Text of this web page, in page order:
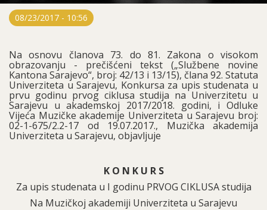
08/23/2017 - 10:56
Na osnovu članova 73. do 81. Zakona o visokom
obrazovanju - prečišćeni tekst („Službene novine
Kantona Sarajevo“, broj: 42/13 i 13/15), člana 92. Statuta
Univerziteta u Sarajevu, Konkursa za upis studenata u
prvu godinu prvog ciklusa studija na Univerzitetu u
Sarajevu u akademskoj 2017/2018. godini, i Odluke
Vijeća Muzičke akademije Univerziteta u Sarajevu broj:
02-1-675/2.2-17 od 19.07.2017., Muzička akademija
Univerziteta u Sarajevu, objavljuje
K O N K U R S
Za upis studenata u I godinu PRVOG CIKLUSA studija
Na Muzičkoj akademiji Univerziteta u Sarajevu